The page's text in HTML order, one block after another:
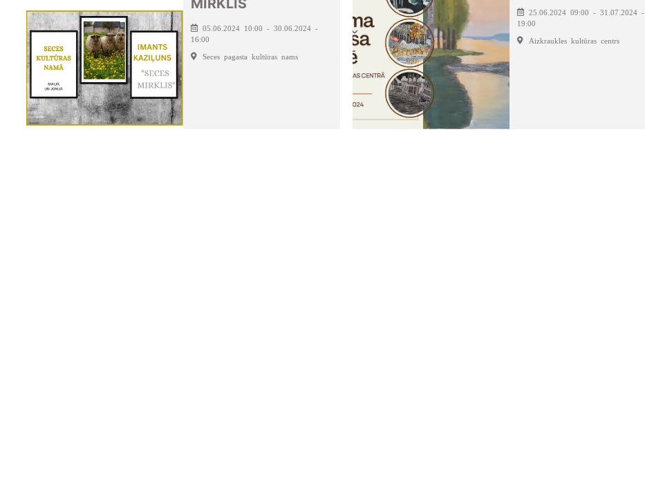
MIRKLIS
05.06.2024 10:00 - 30.06.2024 -
16:00
Seces pagasta kultūras nams
25.06.2024 09:00 - 31.07.2024 -
19:00
Aizkraukles kultūras centrs